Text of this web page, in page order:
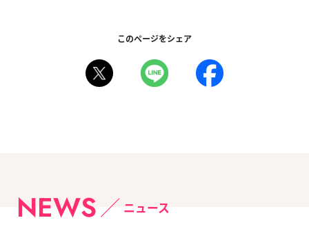
このページをシェア
NEWS ニュース